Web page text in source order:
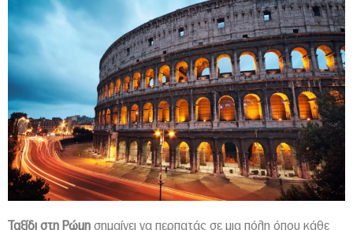
Ταξίδι στη Ρώμη σημαίνει να περπατάς σε μια πόλη όπου κάθε